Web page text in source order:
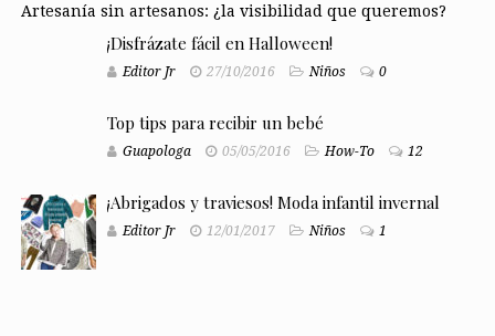
Artesanía sin artesanos: ¿la visibilidad que queremos?
¡Disfrázate fácil en Halloween!
Editor Jr 27/10/2016 Niños 0
Top tips para recibir un bebé
Guapologa 05/05/2016 How-To 12
¡Abrigados y traviesos! Moda infantil invernal
Editor Jr 12/01/2017 Niños 1